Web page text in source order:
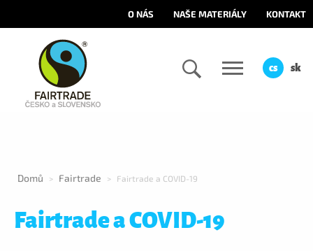
O NÁS NAŠE MATERIÁLY KONTAKT
cs sk
Domů > Fairtrade > Fairtrade a COVID-19
Fairtrade a COVID-19